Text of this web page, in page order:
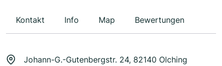
Kontakt Info Map Bewertungen
Johann-G.-Gutenbergstr. 24, 82140 Olching